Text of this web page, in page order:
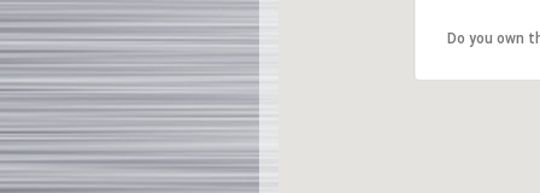
Do you own